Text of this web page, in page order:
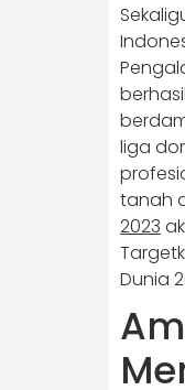
liga
tanah
2023
Dunia